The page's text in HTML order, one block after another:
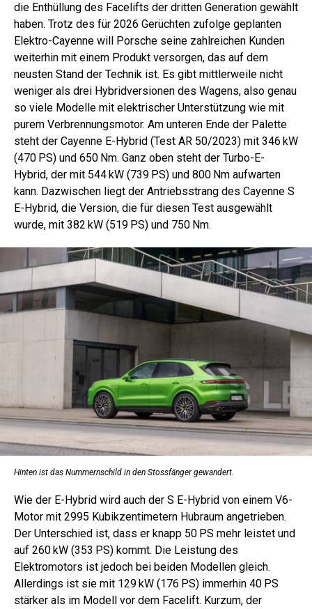
die Enthüllung des Facelifts der dritten Generation gewählt
haben. Trotz des für 2026 Gerüchten zufolge geplanten
Elektro-Cayenne will Porsche seine zahlreichen Kunden
weiterhin mit einem Produkt versorgen, das auf dem
neusten Stand der Technik ist. Es gibt mittlerweile nicht
weniger als drei Hybridversionen des Wagens, also genau
so viele Modelle mit elektrischer Unterstützung wie mit
purem Verbrennungsmotor. Am unteren Ende der Palette
steht der Cayenne E-Hybrid (Test AR 50/2023) mit 346 kW
(470 PS) und 650 Nm. Ganz oben steht der Turbo-E-
Hybrid, der mit 544 kW (739 PS) und 800 Nm aufwarten
kann. Dazwischen liegt der Antriebsstrang des Cayenne S
E-Hybrid, die Version, die für diesen Test ausgewählt
wurde, mit 382 kW (519 PS) und 750 Nm.
Hinten ist das Nummernschild in den Stossfänger gewandert.
Wie der E-Hybrid wird auch der S E-Hybrid von einem V6-
Motor mit 2995 Kubikzentimetern Hubraum angetrieben.
Der Unterschied ist, dass er knapp 50 PS mehr leistet und
auf 260 kW (353 PS) kommt. Die Leistung des
Elektromotors ist jedoch bei beiden Modellen gleich.
Allerdings ist sie mit 129 kW (176 PS) immerhin 40 PS
stärker als im Modell vor dem Facelift. Kurzum, der